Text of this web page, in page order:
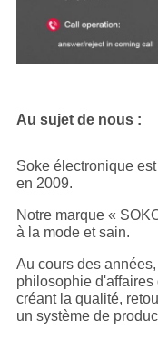
Au sujet de nous :
Soke électronique
en 2009.
Notre marque «
à la mode et sain.
Au cours des
philosophie d'affaires
créant la qualité,
un système de